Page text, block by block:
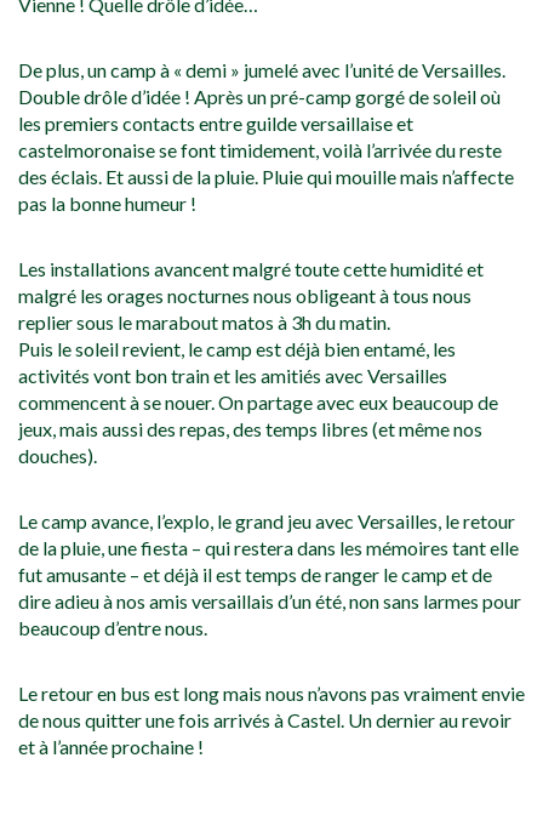
Vienne ! Quelle drôle d’idée…
De plus, un camp à « demi » jumelé avec l’unité de Versailles.
Double drôle d’idée ! Après un pré-camp gorgé de soleil où
les premiers contacts entre guilde versaillaise et
castelmoronaise se font timidement, voilà l’arrivée du reste
des éclais. Et aussi de la pluie. Pluie qui mouille mais n’affecte
pas la bonne humeur !
Les installations avancent malgré toute cette humidité et
malgré les orages nocturnes nous obligeant à tous nous
replier sous le marabout matos à 3h du matin.
Puis le soleil revient, le camp est déjà bien entamé, les
activités vont bon train et les amitiés avec Versailles
commencent à se nouer. On partage avec eux beaucoup de
jeux, mais aussi des repas, des temps libres (et même nos
douches).
Le camp avance, l’explo, le grand jeu avec Versailles, le retour
de la pluie, une fiesta – qui restera dans les mémoires tant elle
fut amusante – et déjà il est temps de ranger le camp et de
dire adieu à nos amis versaillais d’un été, non sans larmes pour
beaucoup d’entre nous.
Le retour en bus est long mais nous n’avons pas vraiment envie
de nous quitter une fois arrivés à Castel. Un dernier au revoir
et à l’année prochaine !